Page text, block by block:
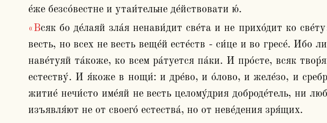
е́же безсо́вестне и утаи́тельне де́йствовати ю́.
«Всяк бо де́лаяй зла́я ненави́дит све́та и не прихо́дит ко све́ту» . И «я́же о́тай быва́ема, срам есть и глаго́лати» . Я́коже у́бо во тме ни дру́га ни врага́ кто
весть, но всех не весть веще́й есте́ств - си́це и во гресе́. Ибо
наве́туяй та́коже, ко всем ра́туется па́ки. И про́сте, всяк
естеству́. И я́коже в нощи́: и дре́во, и о́лово, и желе́зо, и
житие́ нечи́сто име́яй не весть целому́дрия доброде́тель, ни
изъявля́ют не от своего́ естества́, но от неве́дения зря́щих.